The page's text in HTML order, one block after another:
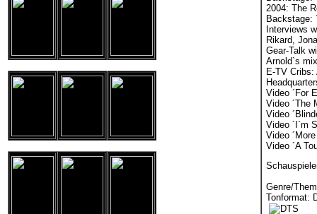
2004: The
Backstage:
Interviews
Rikard,
Gear-Talk
Arnold`s
E-TV Cribs:
Video ´For
Video ´The
Video
Video ´I`m
Video
Video ´A
Genre/
Tonformat: